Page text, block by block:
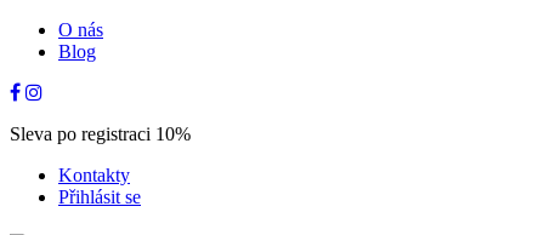
O nás
Blog
Sleva po registraci 10%
Kontakty
Přihlásit se